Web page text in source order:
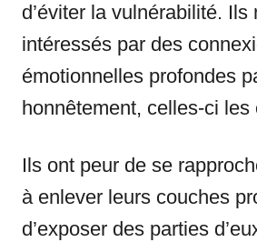
d’éviter la vulnérabilité. Ils
intéressés par des
émotionnelles profondes
honnêtement, celles-ci les
Ils ont peur de se
à enlever leurs couches
d’exposer des parties